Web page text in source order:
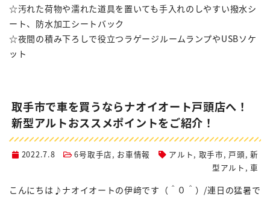
☆汚れた荷物や濡れた道具を置いても手入れのしやすい撥水シ
ート、防水加工シートバック
☆夜間の積み下ろしで役立つラゲージルームランプやUSBソケ
ット
取手市で車を買うならナオイオート戸頭店へ！
新型アルトおススメポイントをご紹介！
2022.7.8 6号取手店, お車情報 アルト, 取手市, 戸頭,新
型アルト ,車
こんにちは♪ナオイオートの伊﨑です（＾０＾）/連日の猛暑で